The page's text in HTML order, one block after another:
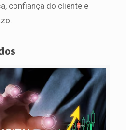
confiança do cliente e